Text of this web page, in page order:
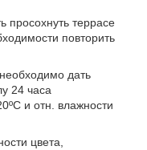
просохнуть террасе
повторить
дать
24 часа
и отн. влажности
цвета,